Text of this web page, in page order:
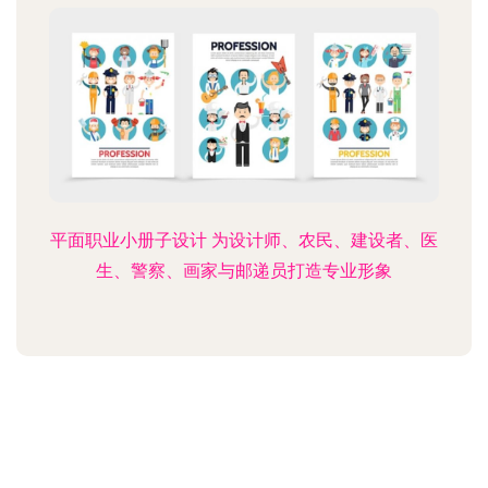
平面职业小册子设计 为设计师、农民、建设者、医
生、警察、画家与邮递员打造专业形象